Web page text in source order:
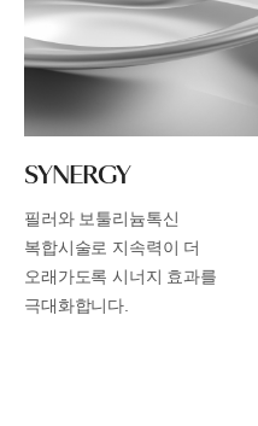
SYNERGY
필러와 보툴리늄톡신
복합시술로 지속력이 더
오래가도록시너지 효과를
극대화합니다.